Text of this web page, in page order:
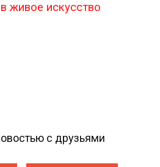
живое искусство
с друзьями